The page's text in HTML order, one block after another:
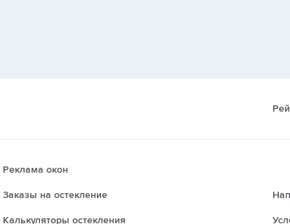
Реклама окон
Заказы на остекление
Калькуляторы остекления